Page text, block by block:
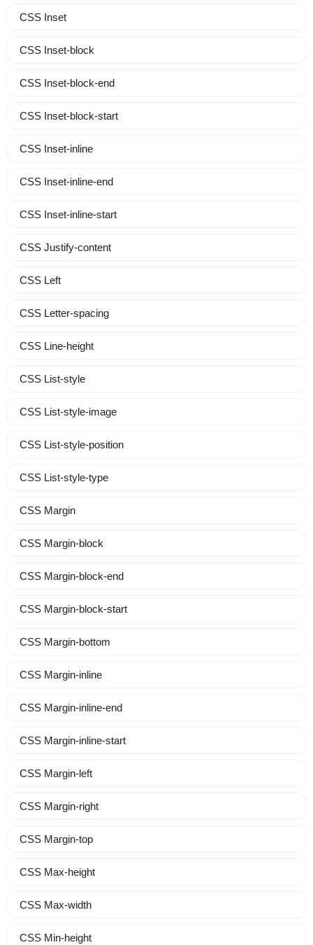
CSS Inset
CSS Inset-block
CSS Inset-block-end
CSS Inset-block-start
CSS Inset-inline
CSS Inset-inline-end
CSS Inset-inline-start
CSS Justify-content
CSS Left
CSS Letter-spacing
CSS Line-height
CSS List-style
CSS List-style-image
CSS List-style-position
CSS List-style-type
CSS Margin
CSS Margin-block
CSS Margin-block-end
CSS Margin-block-start
CSS Margin-bottom
CSS Margin-inline
CSS Margin-inline-end
CSS Margin-inline-start
CSS Margin-left
CSS Margin-right
CSS Margin-top
CSS Max-height
CSS Max-width
CSS Min-height